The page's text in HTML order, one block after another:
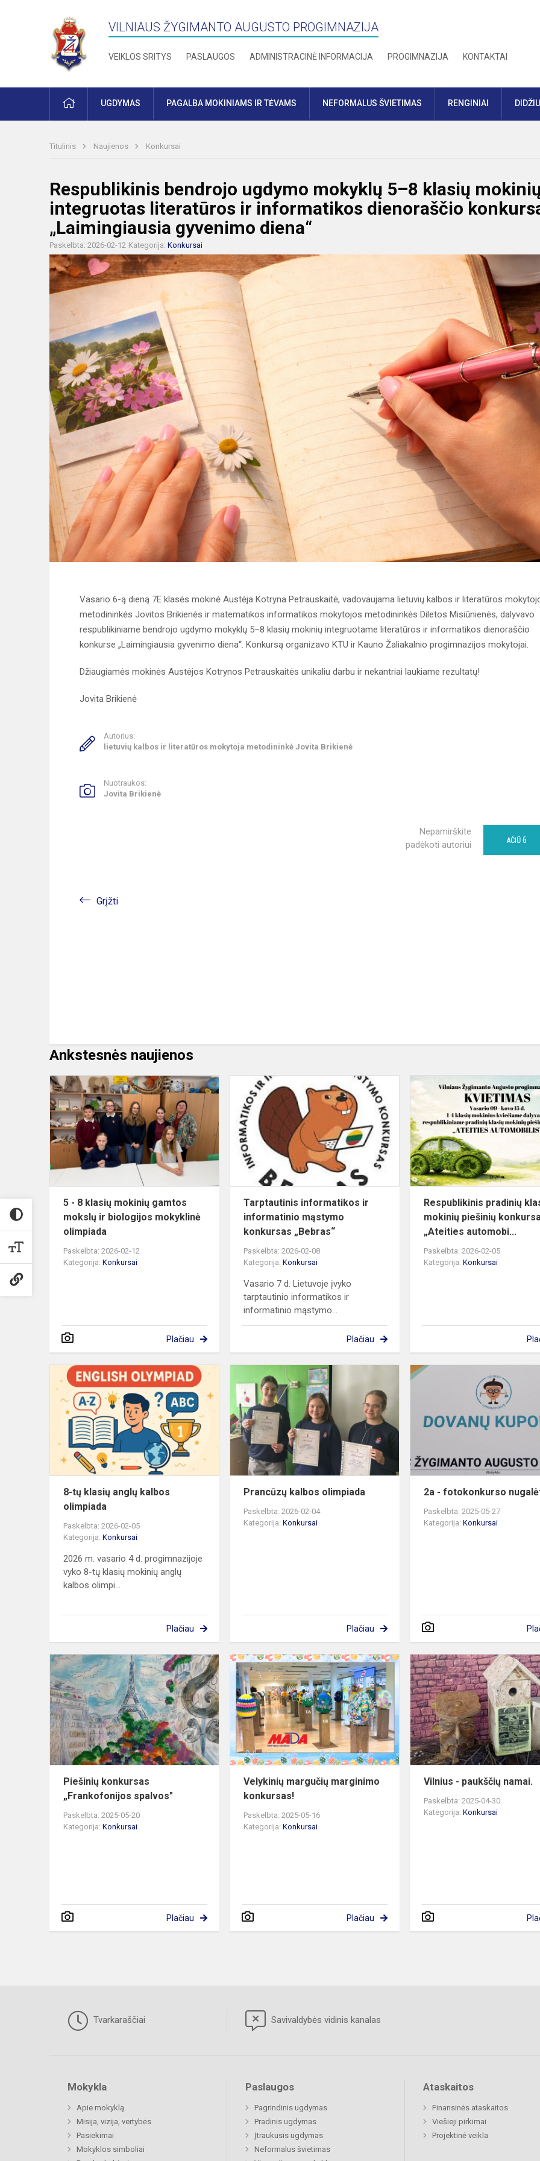
VILNIAUS ŽYGIMANTO AUGUSTO PROGIMNAZIJA
VEIKLOS SRITYS PASLAUGOS ADMINISTRACINĖ INFORMACIJA PROGIMNAZIJA KONTAKTAI
PRADŽIAUGDYMAS PAGALBA MOKINIAMS IR TĖVAMS NEFORMALUS ŠVIETIMAS RENGINIAI
Titulinis Naujienos Konkursai
Respublikinis bendrojo ugdymo mokyklų 5–8 klasių
integruotas literatūros ir informatikos dienoraščio
„Laimingiausia gyvenimo diena“
Paskelbta: 2026-02-12 Kategorija: Konkursai
Vasario 6-ą dieną 7E klasės mokinė Austėja Kotryna Petrauskaitė, vadovaujama lietuvių kalbos ir literatūros
metodininkės Jovitos Brikienės ir matematikos informatikos mokytojos metodininkės Diletos Misiūnienės, dalyvavo
respublikiniame bendrojo ugdymo mokyklų 5–8 klasių mokinių integruotame literatūros ir informatikos dienoraščio
konkurse „Laimingiausia gyvenimo diena“. Konkursą organizavo KTU ir Kauno Žaliakalnio progimnazijos mokytojai.
Džiaugiamės mokinės Austėjos Kotrynos Petrauskaitės unikaliu darbu ir nekantriai laukiame rezultatų!
Jovita Brikienė
Autorius:
lietuvių kalbos ir literatūros mokytoja metodininkė Jovita Brikienė
Nuotraukos:
Jovita Brikienė
Nepamirškite
padėkoti autoriui
AČIŪ 6
Grįžti
Ankstesnės naujienos
5
-
klasių
mokinių
gamtos
mokslų
ir
biologijos
mokyklinė...
5 - 8 klasių mokinių gamtos
mokslų ir biologijos mokyklinė
olimpiada
Paskelbta: 2026-02-12
Kategorija: Konkursai
Plačiau
Tarptautinis
informatinio
mąstymo
konkursas...
Tarptautinis informatikos ir
informatinio mąstymo
konkursas „Bebras“
Paskelbta: 2026-02-08
Kategorija:Konkursai
Vasario 7 d. Lietuvoje įvyko
tarptautinio informatikos ir
informatinio mąstymo...
Plačiau
Respublikinis pradinių
mokinių piešinių
„Ateities automobi...
Paskelbta: 2026-02-05
Kategorija:Konkursai
klasių
anglų
kalbos
olimpiada
8-tų klasių anglų kalbos
olimpiada
Paskelbta: 2026-02-05
Kategorija: Konkursai
2026 m. vasario 4 d. progimnazijoje
vyko 8-tų klasių mokinių anglų
kalbos olimpi...
Plačiau
Prancūzų
Prancūzų kalbos olimpiada
Paskelbta: 2026-02-04
Kategorija:Konkursai
Plačiau
2a - fotokonkurso
Paskelbta: 2025-05-27
Kategorija:Konkursai
Piešinių
konkursas
„Frankofonijos
spalvos"
Piešinių konkursas
„Frankofonijos spalvos"
Paskelbta: 2025-05-20
Kategorija: Konkursai
Plačiau
Velykinių
margučių
marginimo
konkursas!
Velykinių margučių marginimo
konkursas!
Paskelbta: 2025-05-16
Kategorija:Konkursai
Plačiau
Vilnius - paukščių namai.
Paskelbta: 2025-04-30
Kategorija:Konkursai
Tvarkaraščiai Savivaldybės vidinis kanalas
Mokykla
Apie mokyklą
Misija, vizija, vertybės
Pasiekimai
Mokyklos simboliai
Paslaugos
Pagrindinis ugdymas
Pradinis ugdymas
Įtraukusis ugdymas
Neformalus švietimas
Ataskaitos
Finansinės ataskaitos
Viešieji pirkimai
Projektinė veikla